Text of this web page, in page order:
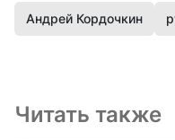
Андрей Кордочкин
Читать также